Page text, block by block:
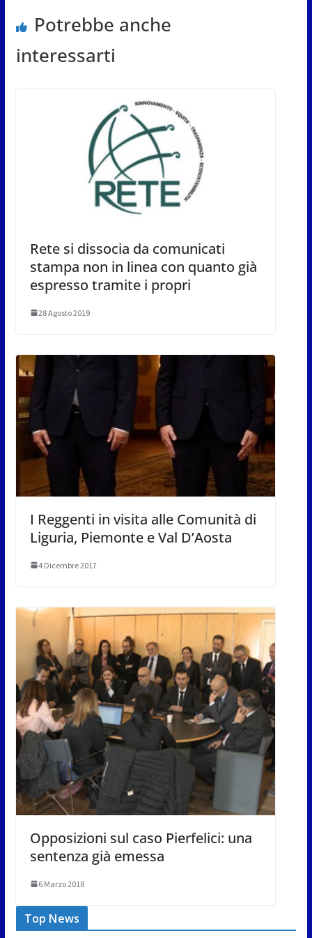
Potrebbe anche
interessarti
Rete si dissocia da comunicati
stampa non in linea con quanto già
espresso tramite i propri
28 Agosto 2019
I Reggenti in visita alle Comunità di
Liguria, Piemonte e Val D’Aosta
4 Dicembre 2017
Opposizioni sul caso Pierfelici: una
sentenza già emessa
6 Marzo 2018
Top News